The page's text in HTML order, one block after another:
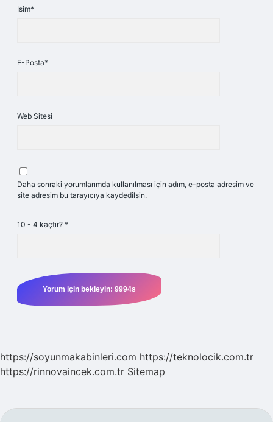
İsim*
E-Posta*
Web Sitesi
Daha sonraki yorumlarımda kullanılması için adım, e-posta adresim ve
site adresim bu tarayıcıya kaydedilsin.
10 - 4 kaçtır? *
https://soyunmakabinleri.com https://teknolocik.com.tr
https://rinnovaincek.com.tr Sitemap